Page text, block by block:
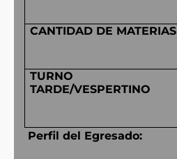
CANTIDAD DE MATERIAS
TURNO
TARDE/VESPERTINO
Perfil del Egresado: